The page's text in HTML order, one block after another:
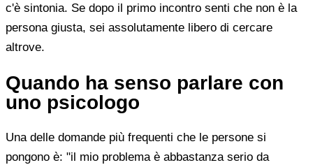
c'è sintonia. Se dopo il primo incontro senti che non è la
persona giusta, sei assolutamente libero di cercare
altrove.
Quando ha senso parlare con
uno psicologo
Una delle domande più frequenti che le persone si
pongono è: "il mio problema è abbastanza serio da